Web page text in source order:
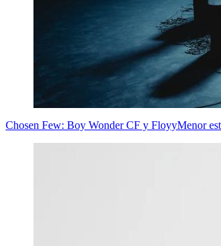
Chosen Few: Boy Wonder CF y FloyyMenor